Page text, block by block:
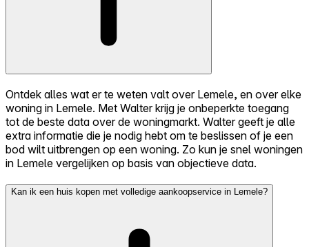
Ontdek alles wat er te weten valt over Lemele, en over elke
woning in Lemele. Met Walter krijg je onbeperkte toegang
tot de beste data over de woningmarkt. Walter geeft je alle
extra informatie die je nodig hebt om te beslissen of je een
bod wilt uitbrengen op een woning. Zo kun je snel woningen
in Lemele vergelijken op basis van objectieve data.
Kan ik een huis kopen met volledige aankoopservice in Lemele?